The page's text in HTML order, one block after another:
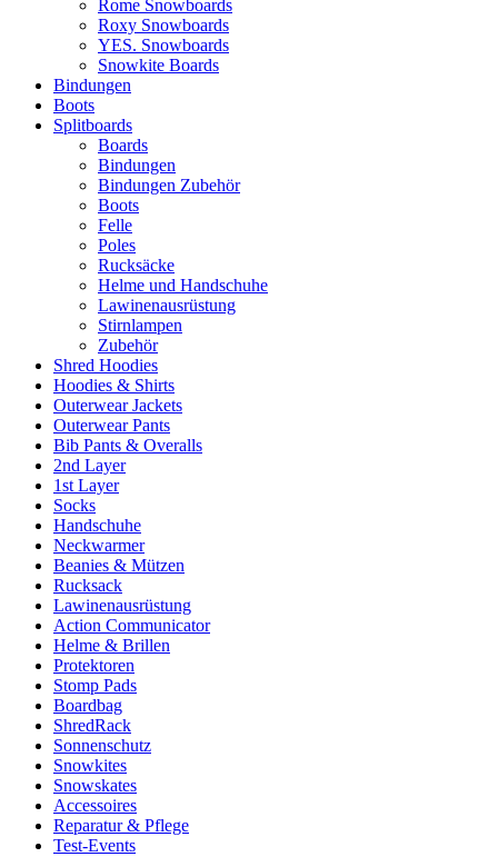
Rome Snowboards
Roxy Snowboards
YES. Snowboards
Snowkite Boards
Bindungen
Boots
Splitboards
Boards
Bindungen
Bindungen Zubehör
Boots
Felle
Poles
Rucksäcke
Helme und Handschuhe
Lawinenausrüstung
Stirnlampen
Zubehör
Shred Hoodies
Hoodies & Shirts
Outerwear Jackets
Outerwear Pants
Bib Pants & Overalls
2nd Layer
1st Layer
Socks
Handschuhe
Neckwarmer
Beanies & Mützen
Rucksack
Lawinenausrüstung
Action Communicator
Helme & Brillen
Protektoren
Stomp Pads
Boardbag
ShredRack
Sonnenschutz
Snowkites
Snowskates
Accessoires
Reparatur & Pflege
Test-Events